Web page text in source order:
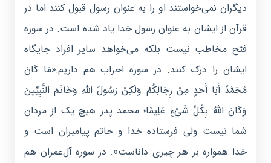
دیگران نمی‌خواستند او را به عنوان رسول قبول کنند اما در
قرآن از ایشان به عنوان رسول خدا یاد شده است. در سوره
فتح مخاطب نیست بلکه می‌خواهد سایر افراد جایگاه
ایشان را درک کنند. در سوره احزاب هم داریم:«مَا کَانَ
مُحَمَّدٌ أَبَا أَحَدٍ مِنْ رِجَالِکُمْ وَلَکِنْ رَسُولَ اللَّهِ وَخَاتَمَ النَّبِیِّینَ
وَکَانَ اللَّهُ بِکُلِّ شَیْءٍ عَلِیمًا؛ محمد پدر هیچ یک از مردان
شما نیست ولى فرستاده خدا و خاتم پیامبران است و
خدا همواره بر هر چیزى داناست». در سوره آل‌عمران هم